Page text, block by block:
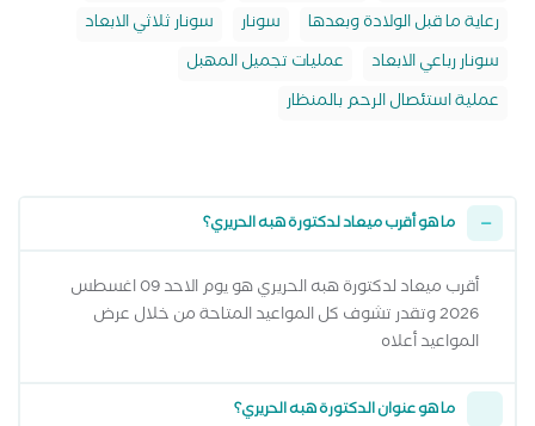
رعاية ما قبل الولادة وبعدها
سونار
سونار ثلاثي الابعاد
سونار رباعي الابعاد
عمليات تجميل المهبل
عملية استئصال الرحم بالمنظار
ما هو أقرب ميعاد لدكتورة هبه الحريري؟
أقرب ميعاد لدكتورة هبه الحريري هو يوم الاحد 09 اغسطس
2026 وتقدر تشوف كل المواعيد المتاحة من خلال عرض
المواعيد أعلاه
ما هو عنوان الدكتورة هبه الحريري؟